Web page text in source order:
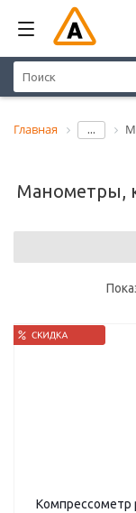
Главная ...
Манометры,
Компрессометр